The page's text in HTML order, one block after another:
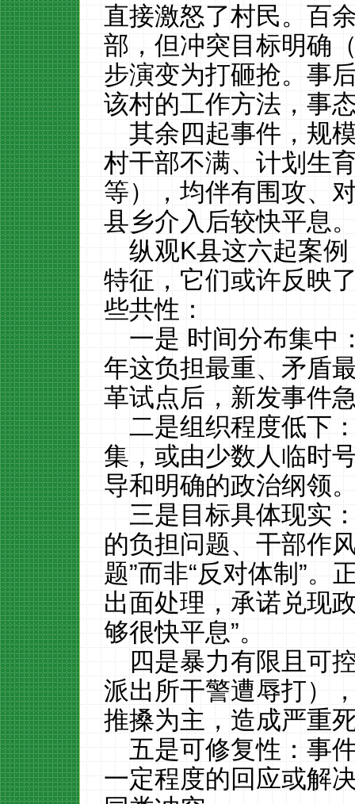
直接激怒了村民。百
部，但冲突目标明确
步演变为打砸抢。事
该村的工作方法，事
其余四起事件，规
村干部不满、计划生
等），均伴有围攻、
县乡介入后较快平息
纵观K县这六起案
特征，它们或许反映
些共性：
一是 时间分布集中
年这负担最重、矛盾
革试点后，新发事件
二是组织程度低下
集，或由少数人临时
导和明确的政治纲领
三是目标具体现实
的负担问题、干部作
题”而非“反对体制”。
出面处理，承诺兑现
够很快平息”。
四是暴力有限且可
派出所干警遭辱打）
推搡为主，造成严重
五是可修复性：事
一定程度的回应或解